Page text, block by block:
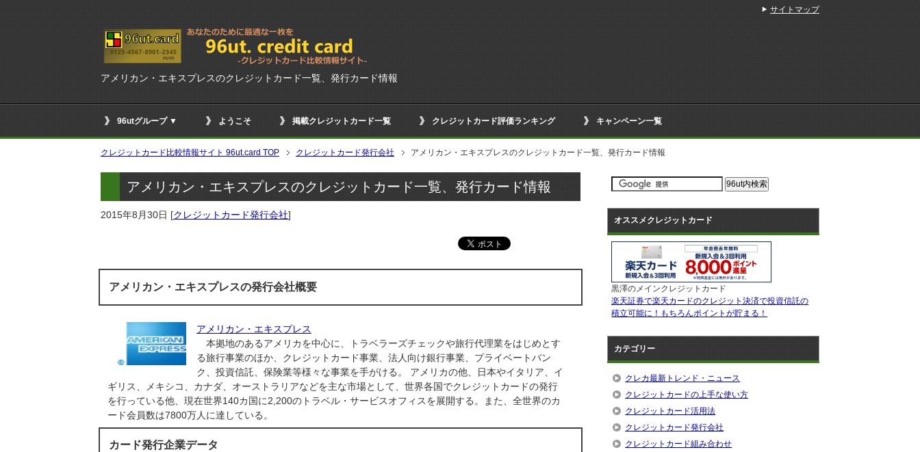
アメリカン・エキスプレスのクレジットカード一覧、発行カード情報
96utグループ ▼ ようこそ 掲載クレジットカード一覧 クレジットカード評価ランキング キャンペーン一覧
クレジットカード比較情報サイト 96ut.card TOP クレジットカード発行会社 アメリカン・エキスプレスのクレジットカード一覧、発行カード情報
アメリカン・エキスプレスのクレジットカード一覧、発行カード情報
2015年8月30日 [クレジットカード発行会社]
アメリカン・エキスプレスの発行会社概要
アメリカン・エキスプレス
本拠地のあるアメリカを中心に、トラベラーズチェックや旅行代理業をはじめとす
る旅行事業のほか、クレジットカード事業、法人向け銀行事業、プライベートバン
ク、投資信託、保険業等様々な事業を手がける。 アメリカの他、日本やイタリア、イ
ギリス、メキシコ、カナダ、オーストラリアなどを主な市場として、世界各国でクレジットカードの発行
を行っている他、現在世界140カ国に2,200のトラベル・サービスオフィスを展開する。また、全世界のカ
ード会員数は7800万人に達している。
カード発行企業データ
オススメクレジットカード
黒澤のメインクレジットカード
楽天証券で楽天カードのクレジット決済で投資信託の
積立可能に！もちろんポイントが貯まる！
カテゴリー
クレカ最新トレンド・ニュース
クレジットカードの上手な使い方
クレジットカード活用法
クレジットカード発行会社
クレジットカード組み合わせ
サイトマップ